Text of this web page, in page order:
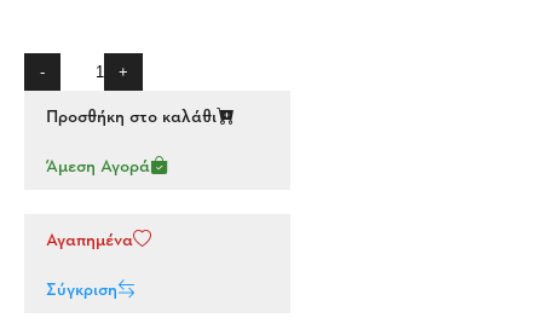
- +
Προσθήκη στο καλάθι
Άμεση Αγορά
Αγαπημένα
Σύγκριση